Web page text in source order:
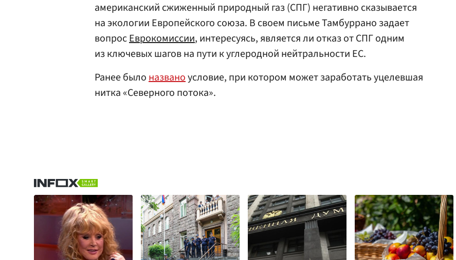
американский сжиженный природный газ (СПГ) негативно сказывается
на экологии Европейского союза. В своем письме Тамбуррано задает
вопросЕврокомиссии, интересуясь, является ли отказ от СПГ одним
из ключевых шагов на пути к углеродной нейтральности ЕС.
Ранее былоназваноусловие, при котором может заработать уцелевшая
нитка «Северного потока».